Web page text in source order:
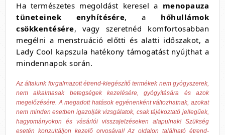
Ha természetes megoldást keresel a menopauza
tüneteinek enyhítésére, a hőhullámok
csökkentésére, vagy szeretnéd komfortosabban
megélni a menstruáció előtti és alatti időszakot, a
Lady Cool kapszula hatékony támogatást nyújthat a
mindennapok során.
Az általunk forgalmazott étrend-kiegészítő termékek nem gyógyszerek,
nem alkalmasak betegségek kezelésére, gyógyítására és azok
megelőzésére. A megadott hatások egyénenként változhatnak, azokat
nem minden esetben igazolják vizsgálatok, csak tájékoztató jellegűek,
hagyományokon és vásárlói visszajelzéseken alapulnak! Szükség
esetén konzultáljon kezelő orvosával! Az oldalon található étrend-